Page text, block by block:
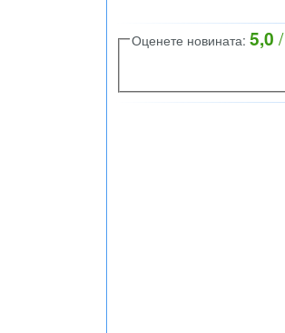
Оценете новината: 5,0 /